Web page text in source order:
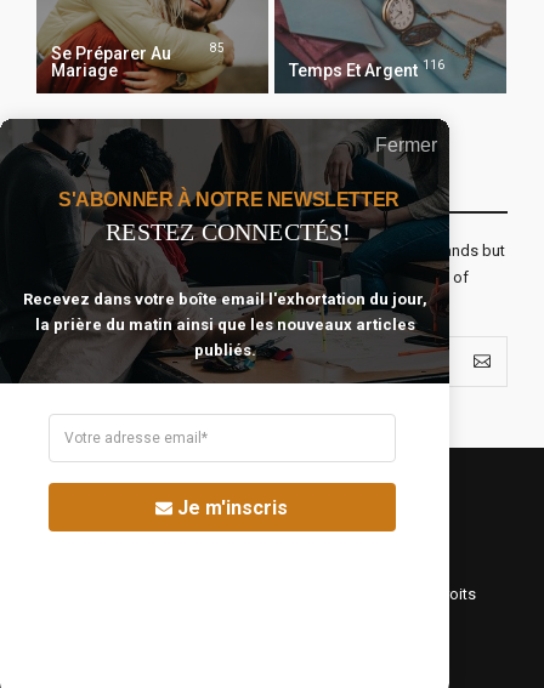
Se Préparer Au
Mariage
85
Temps Et Argent 116
Recevoir Notre Newsletter Chaque Matin
The real voyage of discovery consists not in seeking new lands but
seeing with new eyes. All journeys have secret destinations of
which the traveler is unaware.
©Fréquence Chrétienne Production 2016-2025. Tous droits
Fermer
S'ABONNER À NOTRE NEWSLETTER
RESTEZ CONNECTÉS!
Recevez dans votre boîte email l'exhortation du jour,
la prière du matin ainsi que les nouveaux articles
publiés.
Je m'inscris